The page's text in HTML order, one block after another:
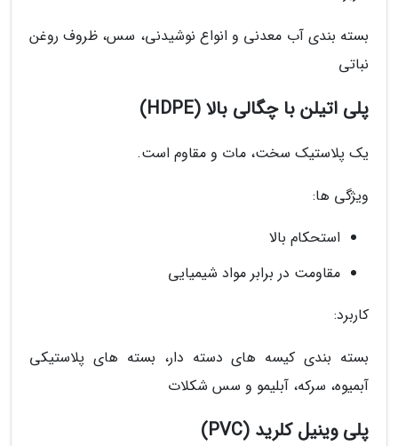
بسته بندی آب معدنی و انواع نوشیدنی، سس، ظروف روغن
نباتی
پلی اتیلن با چگالی بالا (HDPE)
یک پلاستیک سخت، مات و مقاوم است.
ویژگی ها:
استحکام بالا
مقاومت در برابر مواد شیمیایی
کاربرد:
بسته بندی کیسه های دسته دار، بسته های پلاستیکی
آبمیوه، سرکه، آبلیمو و سس شکلات
پلی وینیل کلرید (PVC)